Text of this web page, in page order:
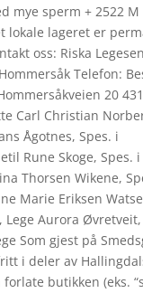
mye sperm + 2522 M
lokale lageret er
oss: Riska
Telefon:
20
Carl Christian
Ågotnes, Spes. i
Rune Skoge, Spes. i
Thorsen Wikene,
Marie Eriksen
Lege Aurora Øvretveit,
Som gjest på
i deler av
butikken (eks.